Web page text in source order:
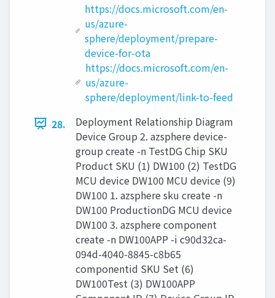
https://docs.microsoft.com/en-
us/azure-
sphere/deployment/prepare-
device-for-ota
https://docs.microsoft.com/en-
us/azure-
sphere/deployment/link-to-feed
28.
Deployment Relationship Diagram
Device Group 2. azsphere device-
group create -n TestDG Chip SKU
Product SKU (1) DW100 (2) TestDG
MCU device DW100 MCU device (9)
DW100 1. azsphere sku create -n
DW100 ProductionDG MCU device
DW100 3. azsphere component
create -n DW100APP -i c90d32ca-
094d-4040-8845-c8b65
componentid SKU Set (6)
DW100Test (3) DW100APP